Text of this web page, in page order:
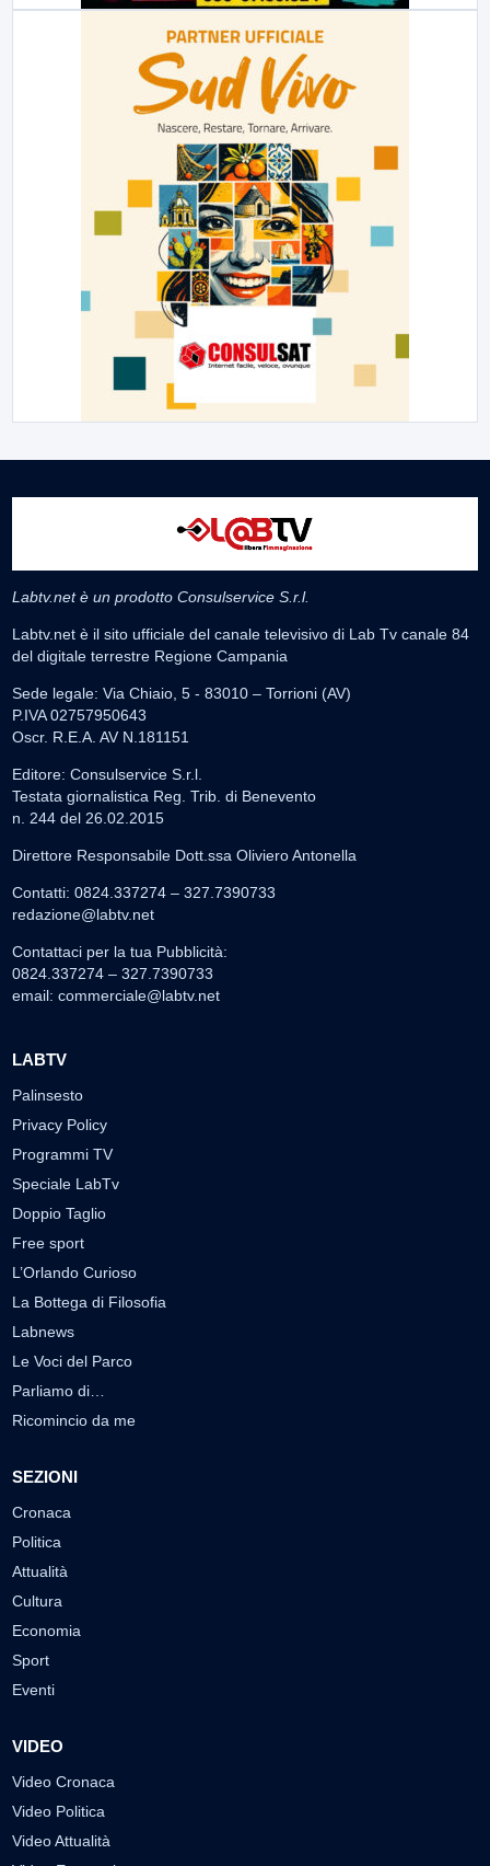
Labtv.net è un prodotto Consulservice S.r.l.
Labtv.net è il sito ufficiale del canale televisivo di Lab Tv canale 84
del digitale terrestre Regione Campania
Sede legale: Via Chiaio, 5 - 83010 – Torrioni (AV)
P.IVA 02757950643
Oscr. R.E.A. AV N.181151
Editore: Consulservice S.r.l.
Testata giornalistica Reg. Trib. di Benevento
n. 244 del 26.02.2015
Direttore Responsabile Dott.ssa Oliviero Antonella
Contatti: 0824.337274 – 327.7390733
redazione@labtv.net
Contattaci per la tua Pubblicità:
0824.337274 – 327.7390733
email: commerciale@labtv.net
LABTV
Palinsesto
Privacy Policy
Programmi TV
Speciale LabTv
Doppio Taglio
Free sport
L’Orlando Curioso
La Bottega di Filosofia
Labnews
Le Voci del Parco
Parliamo di…
Ricomincio da me
SEZIONI
Cronaca
Politica
Attualità
Cultura
Economia
Sport
Eventi
VIDEO
Video Cronaca
Video Politica
Video Attualità